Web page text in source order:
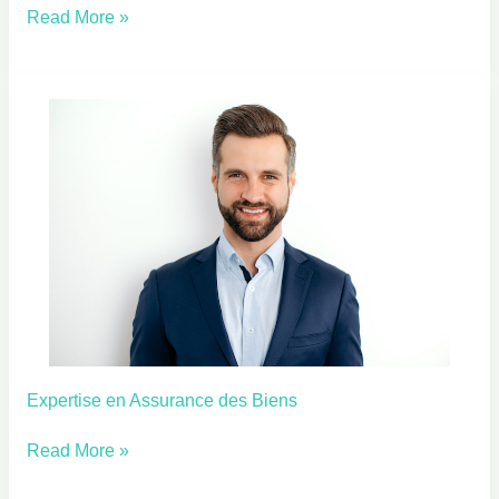
Read More »
Expertise en Assurance des Biens
Expertise
Read More »